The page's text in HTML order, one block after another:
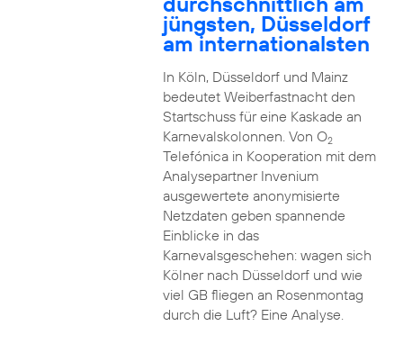
jüngsten, Düsseldorf
am internationalsten
In Köln, Düsseldorf und Mainz
bedeutet Weiberfastnacht den
Startschuss für eine Kaskade an
Karnevalskolonnen. Von O2
Telefónica in Kooperation mit dem
Analysepartner Invenium
ausgewertete anonymisierte
Netzdaten geben spannende
Einblicke in das
Karnevalsgeschehen: wagen sich
Kölner nach Düsseldorf und wie
viel GB fliegen an Rosenmontag
durch die Luft? Eine Analyse.